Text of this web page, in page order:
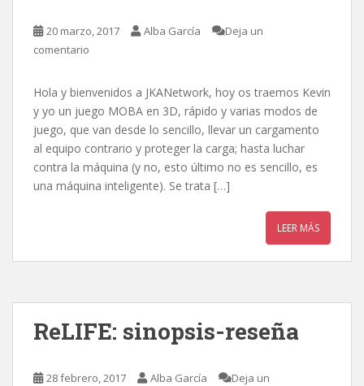
20 marzo, 2017 Alba García
Deja un
comentario
Hola y bienvenidos a JKANetwork, hoy os traemos Kevin
y yo un juego MOBA en 3D, rápido y varias modos de
juego, que van desde lo sencillo, llevar un cargamento
al equipo contrario y proteger la carga; hasta luchar
contra la máquina (y no, esto último no es sencillo, es
una máquina inteligente). Se trata […]
LEER MÁS
ReLIFE: sinopsis-reseña
28 febrero, 2017 Alba García
Deja un